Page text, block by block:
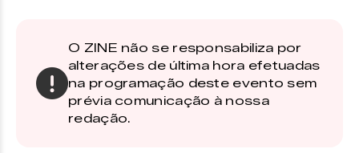
O ZINE não se responsabiliza por
alterações de última hora efetuadas
na programação deste evento sem
prévia comunicação à nossa
redação.